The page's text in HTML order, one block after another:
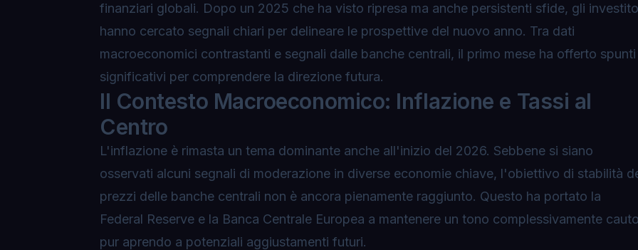
finanziari globali. Dopo un 2025 che ha visto ripresa ma anche persistenti sfide, gli
hanno cercato segnali chiari per delineare le prospettive del nuovo anno. Tra dati
macroeconomici contrastanti e segnali dalle banche centrali, il primo mese ha offerto spunti
significativi per comprendere la direzione futura.
Il Contesto Macroeconomico: Inflazione e Tassi al
Centro
L'inflazione è rimasta un tema dominante anche all'inizio del 2026. Sebbene si siano
osservati alcuni segnali di moderazione in diverse economie chiave, l'obiettivo di stabilità
prezzi delle banche centrali non è ancora pienamente raggiunto. Questo ha portato la
Federal Reserve e la Banca Centrale Europea a mantenere un tono complessivamente
pur aprendo a potenziali aggiustamenti futuri.